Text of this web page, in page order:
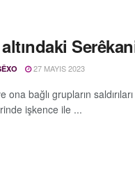
27 MAYIS 2023
ona bağlı grupların
işkence ile ...